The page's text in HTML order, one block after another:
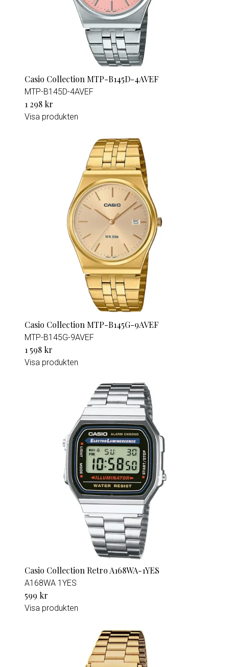
Casio Collection MTP-B145D-4AVEF
MTP-B145D-4AVEF
1 298 kr
Visa produkten
Casio Collection MTP-B145G-9AVEF
MTP-B145G-9AVEF
1 598 kr
Visa produkten
Casio Collection Retro A168WA-1YES
A168WA 1YES
599 kr
Visa produkten